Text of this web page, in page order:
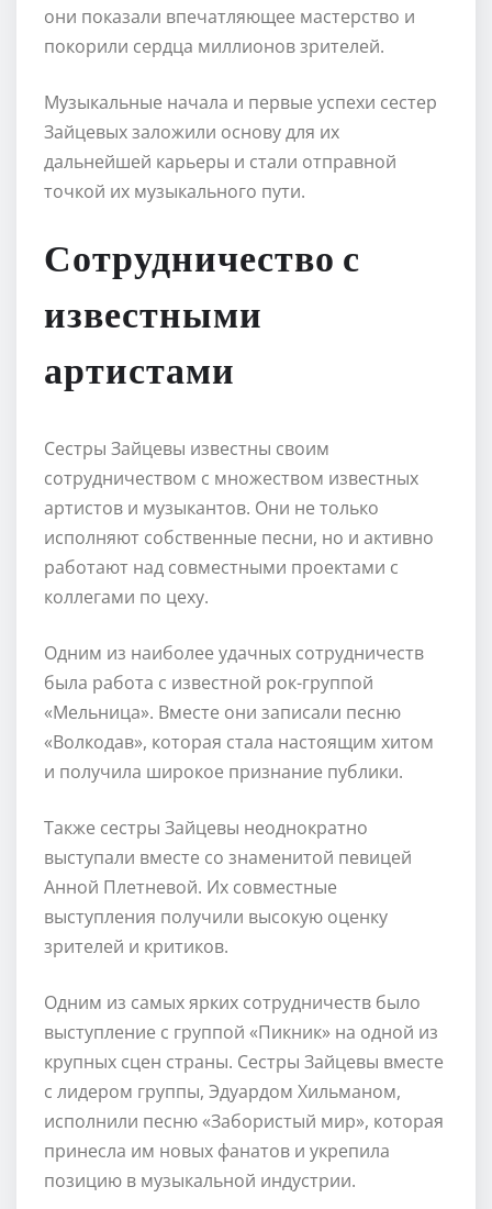
они показали впечатляющее мастерство и
покорили сердца миллионов зрителей.
Музыкальные начала и первые успехи сестер
Зайцевых заложили основу для их
дальнейшей карьеры и стали отправной
точкой их музыкального пути.
Сотрудничество с
известными
артистами
Сестры Зайцевы известны своим
сотрудничеством с множеством известных
артистов и музыкантов. Они не только
исполняют собственные песни, но и активно
работают над совместными проектами с
коллегами по цеху.
Одним из наиболее удачных сотрудничеств
была работа с известной рок-группой
«Мельница». Вместе они записали песню
«Волкодав», которая стала настоящим хитом
и получила широкое признание публики.
Также сестры Зайцевы неоднократно
выступали вместе со знаменитой певицей
Анной Плетневой. Их совместные
выступления получили высокую оценку
зрителей и критиков.
Одним из самых ярких сотрудничеств было
выступление с группой «Пикник» на одной из
крупных сцен страны. Сестры Зайцевы вместе
с лидером группы, Эдуардом Хильманом,
исполнили песню «Забористый мир», которая
принесла им новых фанатов и укрепила
позицию в музыкальной индустрии.